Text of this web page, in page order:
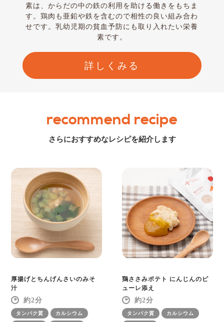
素は、からだの中の鉄の利用を助ける働きをもちま
す。鶏肉も亜鉛や鉄を含むので相性の良い組み合わ
せです。乳幼児期の貧血予防にも取り入れたい栄養
素です。
詳しくみる
recommend recipe
さらにおすすめなレシピを紹介します
厚揚げとちんげんさいのみそ
汁
2
タンパク質 カルシウム
鶏ささみポテト にんじんのピ
ューレ添え
2
タンパク質 カルシウム